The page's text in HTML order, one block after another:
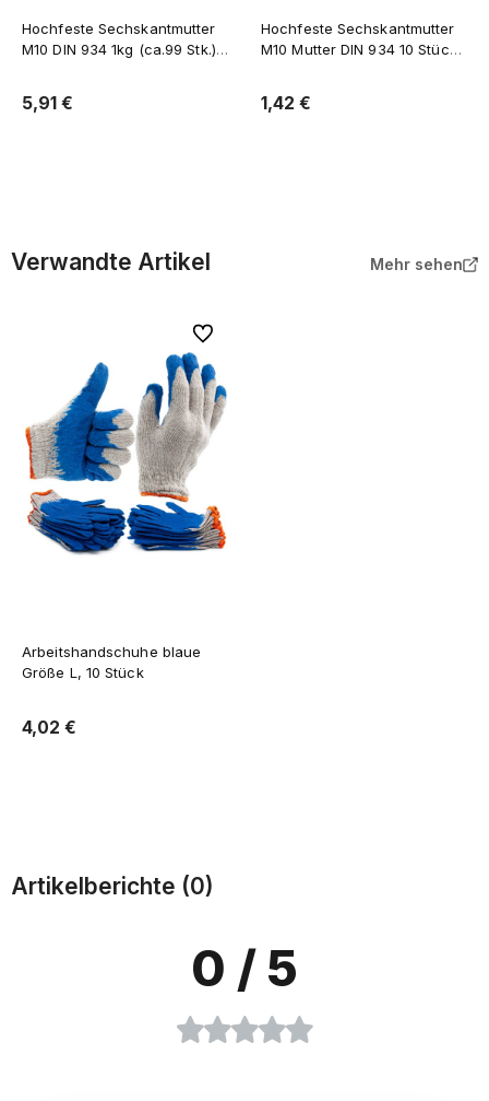
Hochfeste Sechskantmutter
M10 DIN 934 1kg (ca.99 Stk.)
5,91 €
Hochfeste Sechskantmutter
M10 Mutter DIN 934 10 Stück
1,42 €
Verwandte Artikel Mehr sehen
Arbeitshandschuhe blaue
Größe L, 10 Stück
4,02 €
Zu Favoriten
Artikelberichte (0)
0 / 5